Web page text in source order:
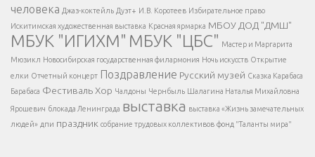
Написать
</button >
</div >
</div > </div >
человека Джаз-коктейль Дуэт+ И.В. Коротеев Избирательное право
Искитимская художественная выставка Красная ярмарка МБОУ ДОД "ДМШ"
МБУК "ИГИХМ" МБУК "ЦБС" Мастер и Маргарита
Мюзикл Новосибирская государственная филармония Ночь искусств Открытие
елки Отчетный концерт Поздравление Русский музей Сказка Карабаса
Барабаса Фестиваль Хор Чалдоны Чернбыль Шалагина Наталья Михайловна
Ярошевич блокада Ленинграда выставка выставка «Жизнь замечательных
людей» дпи праздник собрание трудовых коллективов фонд "Таланты мира"